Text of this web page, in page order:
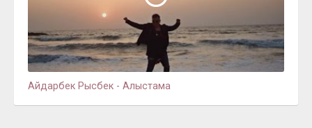
Айдарбек Рысбек - Алыстама